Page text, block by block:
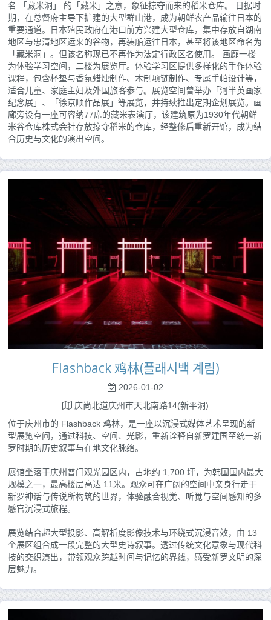
名 「藏米洞」 的「藏米」之意，象征掠夺而来的稻米仓库。 日据时
期，在总督府主导下扩建的大型群山港，成为朝鲜农产品输往日本的
重要通道。日本殖民政府在港口前方兴建大型仓库，集中存放自湖南
地区与忠清地区运来的谷物，再装船运往日本，甚至将该地区命名为
「藏米洞」。但该名称现已不再作为法定行政区名使用。 画廊一楼
为体验学习空间，二楼为展览厅。体验学习区提供多样化的手作体验
课程，包含杯垫与香氛蜡烛制作、木制项链制作、专属手帕设计等，
适合儿童、家庭主妇及外国旅客参与。展览空间曾举办「河半英画家
纪念展」、「徐京顺作品展」等展览，并持续推出定期企划展览。画
廊旁设有一座可容纳77席的藏米表演厅，该建筑原为1930年代朝鲜
米谷仓库株式会社存放掠夺稻米的仓库，经整修后重新开馆，成为结
合历史与文化的演出空间。
Flashback 鸡林(플래시백 계림)
2026-01-02
庆尚北道庆州市天北南路14(新平洞)
位于庆州市的 Flashback 鸡林，是一座以沉浸式媒体艺术呈现的新
型展览空间，通过科技、空间、光影，重新诠释自新罗建国至统一新
罗时期的历史叙事与在地文化脉络。
展馆坐落于庆州普门观光园区内，占地约 1,700 坪，为韩国国内最大
规模之一，最高楼层高达 11米。观众可在广阔的空间中亲身行走于
新罗神话与传说所构筑的世界，体验融合视觉、听觉与空间感知的多
感官沉浸式旅程。
展览结合超大型投影、高解析度影像技术与环绕式沉浸音效，由 13
个展区组合成一段完整的大型史诗叙事。透过传统文化意象与现代科
技的交织演出，带领观众跨越时间与记忆的界线，感受新罗文明的深
层魅力。